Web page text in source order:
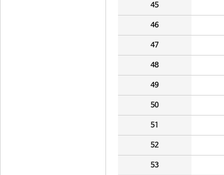
45
46
47
48
49
50
51
52
53